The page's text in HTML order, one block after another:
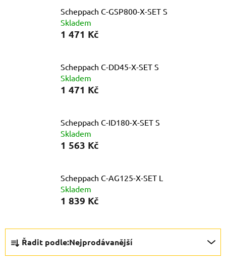
Scheppach C-GSP800-X-SET S
Skladem
1 471 Kč
Scheppach C-DD45-X-SET S
Skladem
1 471 Kč
Scheppach C-ID180-X-SET S
Skladem
1 563 Kč
Scheppach C-AG125-X-SET L
Skladem
1 839 Kč
Řadit podle:Nejprodávanější